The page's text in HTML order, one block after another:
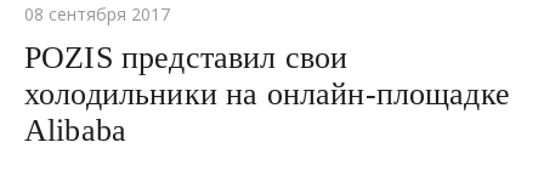
08 сентября 2017
POZIS представил свои
холодильники на онлайн-площадке
Alibaba